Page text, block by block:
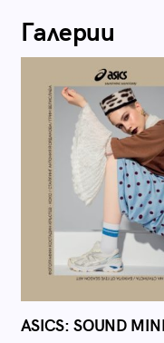
Галерии
ASICS: SOUND